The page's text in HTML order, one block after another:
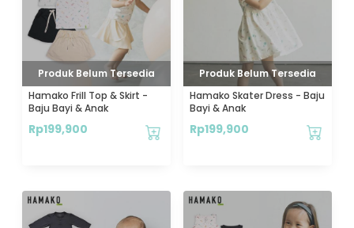
Produk Belum Tersedia
Hamako Frill Top & Skirt -
Baju Bayi & Anak
Rp199,900
Produk Belum Tersedia
Hamako Skater Dress - Baju
Bayi & Anak
Rp199,900